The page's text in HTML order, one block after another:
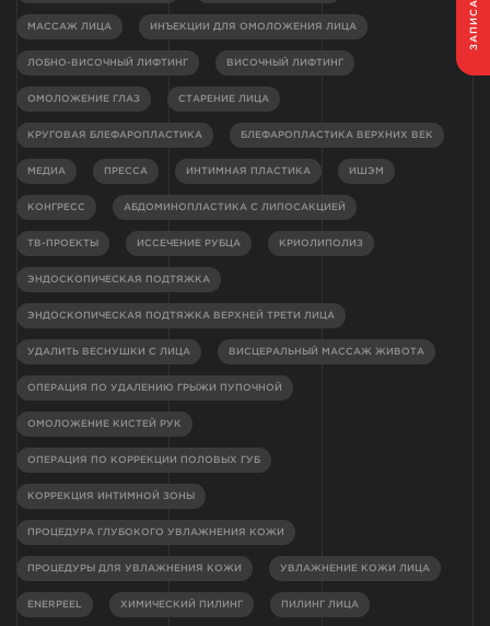
МАССАЖ ЛИЦА ИНЪЕКЦИИ ДЛЯ ОМОЛОЖЕНИЯ ЛИЦА
ЛОБНО-ВИСОЧНЫЙ ЛИФТИНГ ВИСОЧНЫЙ ЛИФТИНГ
ОМОЛОЖЕНИЕ ГЛАЗ СТАРЕНИЕ ЛИЦА
КРУГОВАЯ БЛЕФАРОПЛАСТИКА БЛЕФАРОПЛАСТИКА ВЕРХНИХ ВЕК
МЕДИА ПРЕССА ИНТИМНАЯ ПЛАСТИКА ИШЭМ
КОНГРЕСС АБДОМИНОПЛАСТИКА С ЛИПОСАКЦИЕЙ
ТВ-ПРОЕКТЫ ИССЕЧЕНИЕ РУБЦА КРИОЛИПОЛИЗ
ЭНДОСКОПИЧЕСКАЯ ПОДТЯЖКА
ЭНДОСКОПИЧЕСКАЯ ПОДТЯЖКА ВЕРХНЕЙ ТРЕТИ ЛИЦА
УДАЛИТЬ ВЕСНУШКИ С ЛИЦА ВИСЦЕРАЛЬНЫЙ МАССАЖ ЖИВОТА
ОПЕРАЦИЯ ПО УДАЛЕНИЮ ГРЫЖИ ПУПОЧНОЙ
ОМОЛОЖЕНИЕ КИСТЕЙ РУК
ОПЕРАЦИЯ ПО КОРРЕКЦИИ ПОЛОВЫХ ГУБ
КОРРЕКЦИЯ ИНТИМНОЙ ЗОНЫ
ПРОЦЕДУРА ГЛУБОКОГО УВЛАЖНЕНИЯ КОЖИ
ПРОЦЕДУРЫ ДЛЯ УВЛАЖНЕНИЯ КОЖИ УВЛАЖНЕНИЕ КОЖИ ЛИЦА
ENERPEEL ХИМИЧЕСКИЙ ПИЛИНГ ПИЛИНГ ЛИЦА